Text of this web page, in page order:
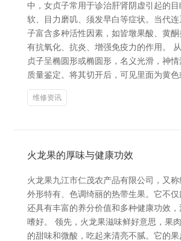
中，女贞子常用于诊治肝肾阴虚引起的
软、目力磨叽、须发早白等症状。当代
子富含多种活性因素，如皆墩果酸、黄
有抗氧化、抗炎、增强免疫力的作用。
贞子呈椭圆形或椭圆形，名义光滑，神情
质量鉴定。将其切开后，可见里面为黄
维修资讯
火龙果的厚味与健康功效
火龙果九江市仁茂农产品有限公司，又
外形特有、色调绮丽的热带生果。它不仅
还具有丰富的养分价值和多种健康功效
嗜好。 领先，火龙果滋味鲜好意思，果
的甜味和微酸，吃起来清亮不腻。它的